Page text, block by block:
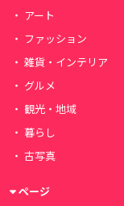
アート
ファッション
雑貨・インテリア
グルメ
観光・地域
暮らし
古写真
ページ